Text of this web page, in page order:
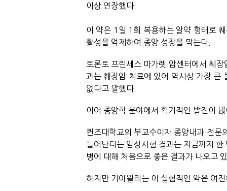
이상 연장했다.
이 약은 1일 1회 복용하는 알약 형태로
활성을 억제하여 종양 성장을 막는다.
토론토 프린세스 마가렛 암센터에서 췌
과는 췌장암 치료에 있어 역사상 가장 큰
없다고 말했다.
이어 종양학 분야에서 획기적인 발전이
퀸즈대학교의 부교수이자 종양내과 전문
늘어난다는 임상시험 결과는 지금까지
병에 대해 처음으로 좋은 결과가 나오고
하지만 기아왈리는 이 실험적인 약은 여